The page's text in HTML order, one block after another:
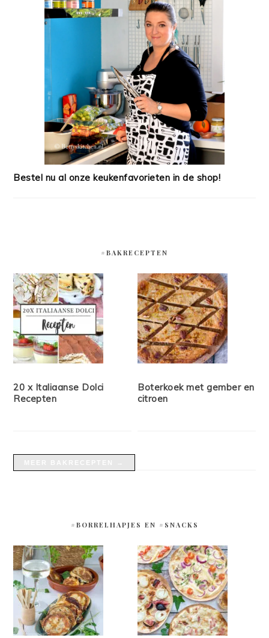
Bestel nu al onze keukenfavorieten in de shop!
#BAKRECEPTEN
20 x Italiaanse Dolci
Recepten
Boterkoek met gember en
citroen
#BORRELHAPJES EN #SNACKS